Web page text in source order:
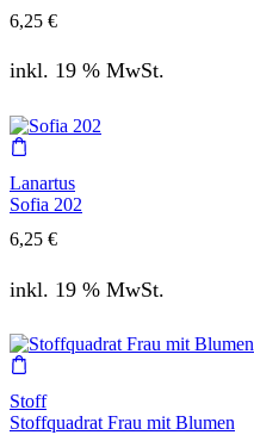
6,25 €
inkl. 19 % MwSt.
Lanartus
Sofia 202
6,25 €
inkl. 19 % MwSt.
Stoff
Stoffquadrat Frau mit Blumen